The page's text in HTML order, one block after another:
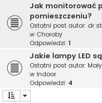
Jak monitorować
pomieszczeniu?
Ostatni post autor: dr
w Choroby
Odpowiedzi: 1
Jakie lampy LED
Ostatni post autor:
w Indoor
Odpowiedzi: 4